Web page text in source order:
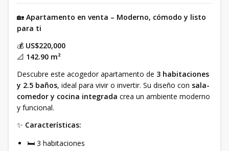
🏡 Apartamento en venta – Moderno, cómodo y listo
para ti
💰 US$220,000
📐 142.90 m²
Descubre este acogedor apartamento de 3 habitaciones
y 2.5 baños, ideal para vivir o invertir. Su diseño con sala-
comedor y cocina integrada crea un ambiente moderno
y funcional.
✨ Características:
🛏 3 habitaciones